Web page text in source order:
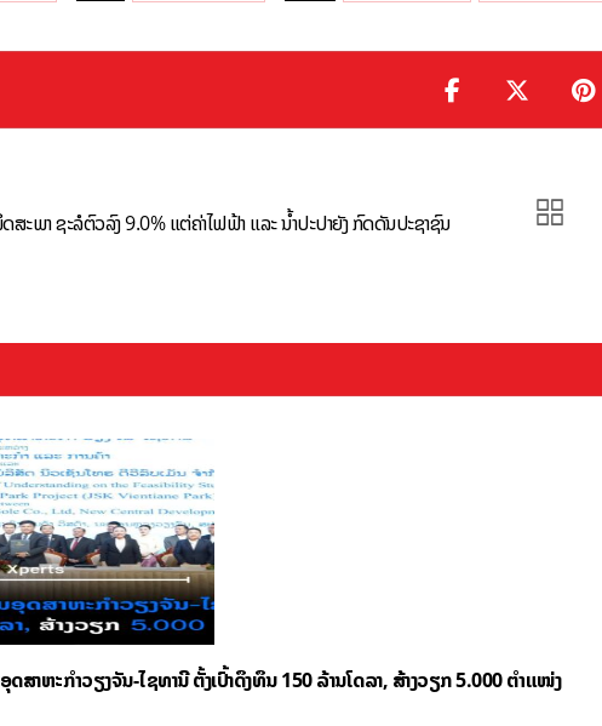
ສະພາ ຊະລໍຕົວລົງ 9.0% ແຕ່ຄ່າໄຟຟ້າ ແລະ ນໍ້າປະປາຍັງ ກົດດັນປະຊາຊົນ
ດສາຫະກຳວຽງຈັນ-ໄຊທານີ ຕັ້ງເປົ້າດຶງທຶນ 150 ລ້ານໂດລາ, ສ້າງວຽກ 5.000 ຕຳແໜ່ງ